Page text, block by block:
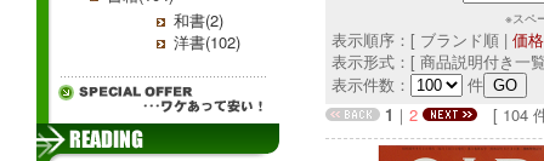
和書(2)
洋書(102)
※スペ
表示順序：[ ブランド順 | 価
表示形式：[ 商品説明付き一
表示件数：
件
1 ｜ 2 [ 104 件